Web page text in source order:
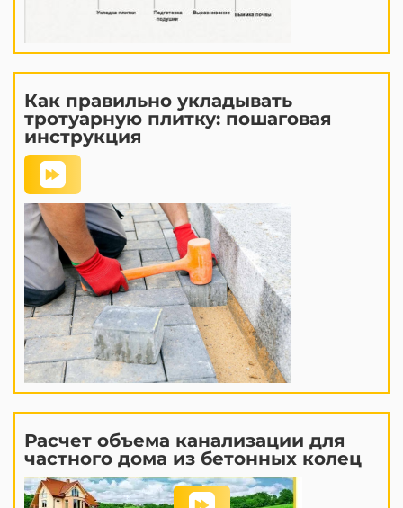
Как правильно укладывать
тротуарную плитку: пошаговая
инструкция
Расчет объема канализации для
частного дома из бетонных колец